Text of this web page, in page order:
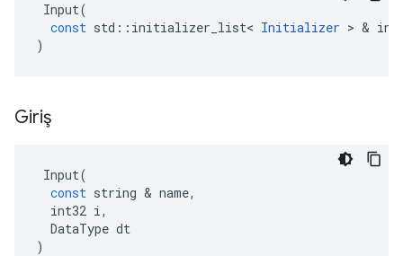
Input(
const std :: initializer_list< Initializer > &
)
Giriş
Input(
const string & name,
int32 i,
DataType dt
)